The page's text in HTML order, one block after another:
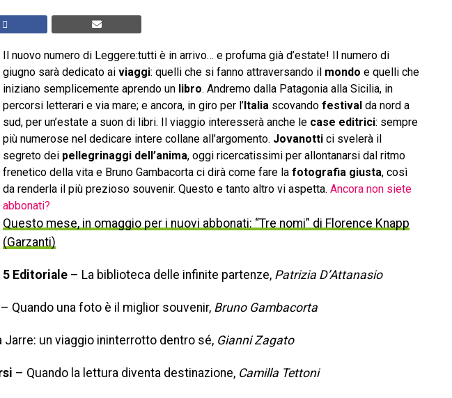
Il nuovo numero di Leggere:tutti è in arrivo… e profuma già d’estate! Il numero di
giugno sarà dedicato ai viaggi: quelli che si fanno attraversando il mondo e quelli che
iniziano semplicemente aprendo un libro. Andremo dalla Patagonia alla Sicilia, in
percorsi letterari e via mare; e ancora, in giro per l’Italia scovando festival da nord a
sud, per un’estate a suon di libri. Il viaggio interesserà anche le case editrici: sempre
più numerose nel dedicare intere collane all’argomento. Jovanotti ci svelerà il
segreto dei pellegrinaggi dell’anima, oggi ricercatissimi per allontanarsi dal ritmo
frenetico della vita e Bruno Gambacorta ci dirà come fare la fotografia giusta, così
da renderla il più prezioso souvenir. Questo e tanto altro vi aspetta. Ancora non siete
abbonati?
Questo mese, in omaggio per i nuovi abbonati: “Tre nomi” di Florence Knapp
(Garzanti)
5 Editoriale – La biblioteca delle infinite partenze, Patrizia D’Attanasio
– Quando una foto è il miglior souvenir, Bruno Gambacorta
Jarre: un viaggio ininterrotto dentro sé, Gianni Zagato
– Quando la lettura diventa destinazione, Camilla Tettoni